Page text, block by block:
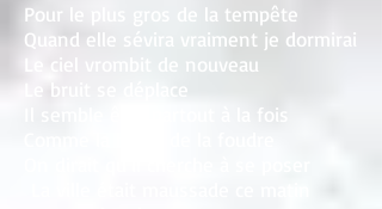
Pour le plus gros de la tempête
Quand elle sévira vraiment je dormirai
Le ciel vrombit de nouveau
Le bruit se déplace
Il semble être partout à la fois